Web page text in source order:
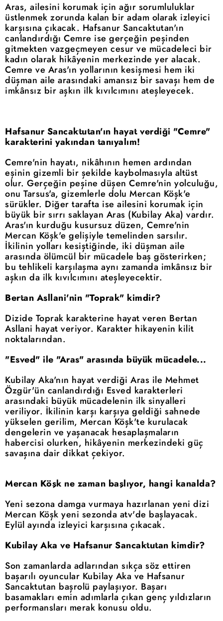
Aras, ailesini korumak için ağır sorumluluklar
üstlenmek zorunda kalan bir adam olarak izleyici
karşısına çıkacak. Hafsanur Sancaktutan'ın
canlandırdığı Cemre ise gerçeğin peşinden
gitmekten vazgeçmeyen cesur ve mücadeleci bir
kadın olarak hikâyenin merkezinde yer alacak.
Cemre ve Aras'ın yollarının kesişmesi hem iki
düşman aile arasındaki amansız bir savaşı hem de
imkânsız bir aşkın ilk kıvılcımını ateşleyecek.
Hafsanur Sancaktutan'ın hayat verdiği "Cemre"
karakterini yakından tanıyalım!
Cemre'nin hayatı, nikâhının hemen ardından
eşinin gizemli bir şekilde kaybolmasıyla altüst
olur. Gerçeğin peşine düşen Cemre'nin yolculuğu,
onu Tarsus'a, gizemlerle dolu Mercan Köşk'e
sürükler. Diğer tarafta ise ailesini korumak için
büyük bir sırrı saklayan Aras (Kubilay Aka) vardır.
Aras'ın kurduğu kusursuz düzen, Cemre'nin
Mercan Köşk'e gelişiyle temelinden sarsılır.
İkilinin yolları kesiştiğinde, iki düşman aile
arasında ölümcül bir mücadele baş gösterirken;
bu tehlikeli karşılaşma aynı zamanda imkânsız bir
aşkın da ilk kıvılcımını ateşleyecektir.
Bertan Asllani'nin "Toprak" kimdir?
Dizide Toprak karakterine hayat veren Bertan
Asllani hayat veriyor. Karakter hikayenin kilit
noktalarından.
"Esved" ile "Aras" arasında büyük mücadele...
Kubilay Aka'nın hayat verdiği Aras ile Mehmet
Özgür'ün canlandırdığı Esved karakterleri
arasındaki büyük mücadelenin ilk sinyalleri
veriliyor. İkilinin karşı karşıya geldiği sahnede
yükselen gerilim, Mercan Köşk'te kurulacak
dengelerin ve yaşanacak hesaplaşmaların
habercisi olurken, hikâyenin merkezindeki güç
savaşına dair dikkat çekiyor.
Mercan Köşk ne zaman başlıyor, hangi kanalda?
Yeni sezona damga vurmaya hazırlanan yeni dizi
Mercan Köşk yeni sezonda atv'de başlayacak.
Eylül ayında izleyici karşısına çıkacak.
Kubilay Aka ve Hafsanur Sancaktutan kimdir?
Son zamanlarda adlarından sıkça söz ettiren
başarılı oyuncular Kubilay Aka ve Hafsanur
Sancaktutan başrolü paylaşıyor. Başarı
basamakları emin adımlarla çıkan genç yıldızların
performansları merak konusu oldu.